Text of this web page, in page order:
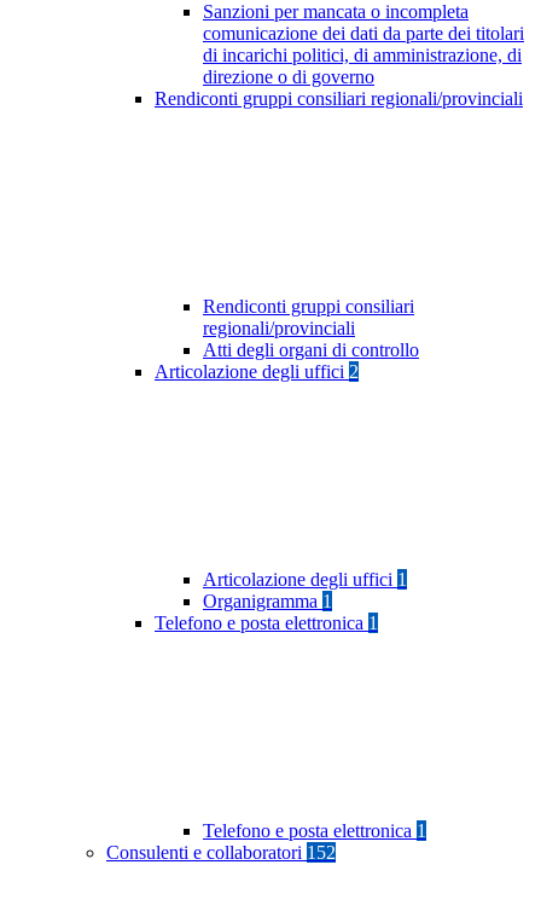
Sanzioni per mancata o incompleta
comunicazione dei dati da parte dei titolari
di incarichi politici, di amministrazione, di
direzione o di governo
Rendiconti gruppi consiliari regionali/provinciali
Rendiconti gruppi consiliari
regionali/provinciali
Atti degli organi di controllo
Articolazione degli uffici 2
Articolazione degli uffici 1
Organigramma 1
Telefono e posta elettronica 1
Telefono e posta elettronica 1
Consulenti e collaboratori 152